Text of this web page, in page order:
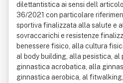
dilettantistica ai sensi dell articolo
36/2021 con particolare
sportiva finalizzata alla salute e
sovraccarichi e resistenze
benessere fisico, alla cultura
al body building, alla pesistica,
ginnastica acrobatica, alla
ginnastica aerobica, al